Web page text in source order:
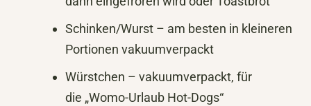
Schinken/Wurst – am besten in kleineren
Portionen vakuumverpackt
Würstchen – vakuumverpackt, für
die „Womo-Urlaub Hot-Dogs“